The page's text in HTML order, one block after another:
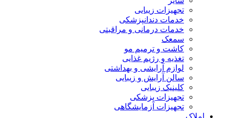
تجهیزات زیبایی
خدمات دندانپزشکی
خدمات درمانی و مراقبتی
سمعک
کاشت و ترمیم مو
تغذیه و رژیم غذایی
لوازم آرایشی و بهداشتی
سالن آرایش و زیبایی
کلینیک زیبایی
تجهیزات پزشکی
تجهیزات آزمایشگاهی